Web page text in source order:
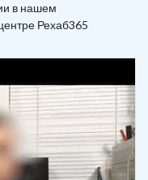
в нашем
Рехаб365